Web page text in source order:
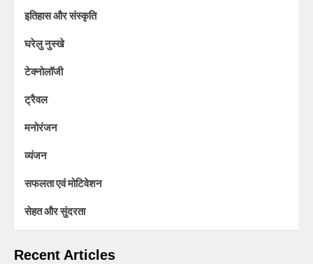
इतिहास और संस्कृति
घरेलु नुस्खे
टेक्नोलॉजी
ट्रैवल
मनोरंजन
व्यंजन
सफलता एवं मोटिवेशन
सेहत और सुंदरता
Recent Articles